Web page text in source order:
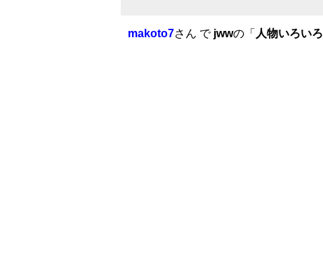
makoto7さん で jwwの「 人物いろいろ